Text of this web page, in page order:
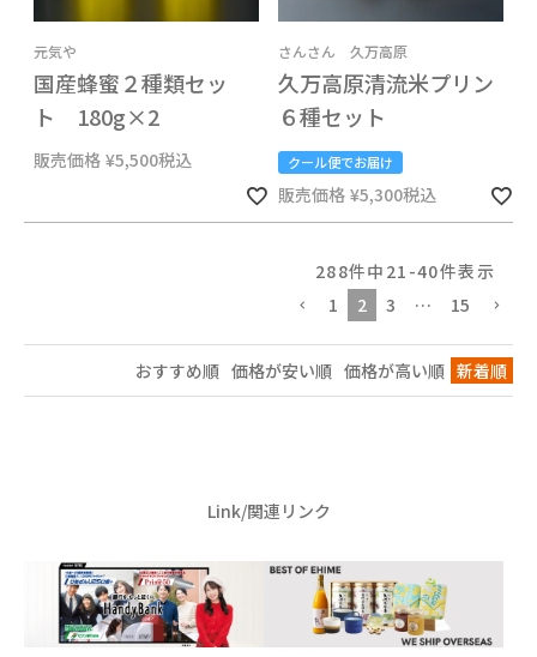
元気や
国産蜂蜜２種類セッ
ト 180g×2
販売価格 ¥5,500税込
さんさん 久万高原
久万高原清流米プリン
６種セット
クール便でお届け
販売価格 ¥5,300税込
おすすめ順 価格が安い順 価格が高い順 新着順
288件中 21 -40件表示
1
2 3 … 15
Link/関連リンク